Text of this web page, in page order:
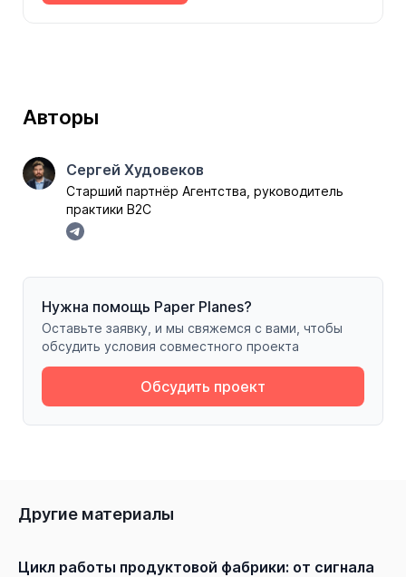
Авторы
Сергей Худовеков
Старший партнёр Агентства, руководитель
практики B2C
Нужна помощь Paper Planes?
Оставьте заявку, и мы свяжемся с вами, чтобы
обсудить условия совместного проекта
Обсудить проект
Другие материалы
Цикл работы продуктовой фабрики: от сигнала